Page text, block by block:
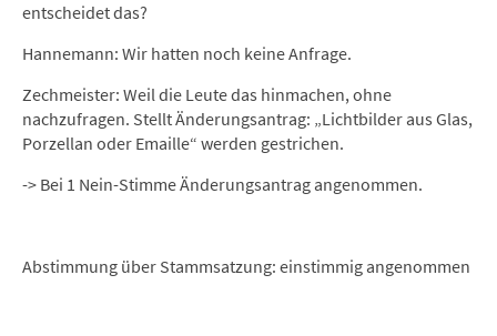
entscheidet das?
Hannemann: Wir hatten noch keine Anfrage.
Zechmeister: Weil die Leute das hinmachen, ohne
nachzufragen. Stellt Änderungsantrag: „Lichtbilder aus Glas,
Porzellan oder Emaille“ werden gestrichen.
-> Bei 1 Nein-Stimme Änderungsantrag angenommen.
Abstimmung über Stammsatzung: einstimmig angenommen